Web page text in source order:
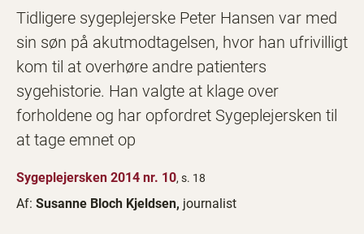
Tidligere sygeplejerske Peter Hansen var med
sin søn på akutmodtagelsen, hvor han ufrivilligt
kom til at overhøre andre patienters
sygehistorie. Han valgte at klage over
forholdene og har opfordret Sygeplejersken til
at tage emnet op
Sygeplejersken 2014 nr. 10, s. 18
Af: Susanne Bloch Kjeldsen, journalist